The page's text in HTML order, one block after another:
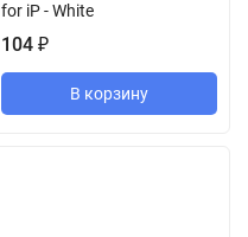
for iP - White
104 ₽
В корзину